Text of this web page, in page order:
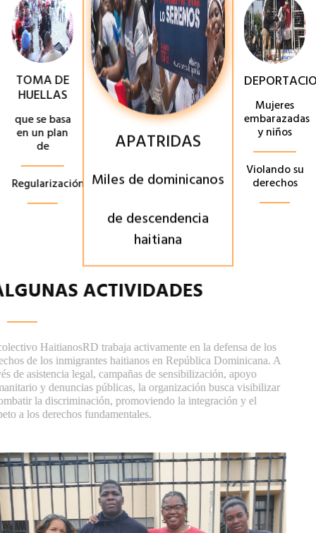
TOMA DE
HUELLAS
que se basa
en un plan
de
Regularización
APATRIDAS
haitiana
Mujeres
embarazadas
y niños
Violando su
derechos
ALGUNAS ACTIVIDADES
El colectivo HaitianosRD trabaja activamente en la defensa de los
derechos de los inmigrantes haitianos en República Dominicana. A
través de asistencia legal, campañas de sensibilización, apoyo
humanitario y denuncias públicas, la organización busca visibilizar
y combatir la discriminación, promoviendo la integración y el
respeto a los derechos fundamentales.